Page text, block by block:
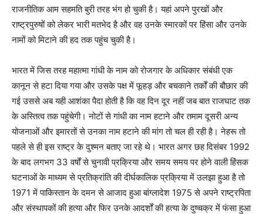
राजनीतिक आम सहमति बुरी तरह भंग हो चुकी है। यहां अपने पुरखों और
राष्ट्रपुरुषों को लेकर भारी मतभेद है और वह उनके स्मारकों पर हिंसा और उनके
नामों को मिटाने की हद तक पहुंच चुकी है।
भारत में जिस तरह महात्मा गांधी के नाम को रोजगार के अधिकार संबंधी एक
कानून से हटा दिया गया और उसके पक्ष में फूहड़ और बचकाने तर्कों की बौछार की
गई उससे अब यही आशंका पैदा होती है कि वह दिन दूर नहीं जब बात राजघाट तक
के अस्तित्व तक पहुंचेगी। नोटों से गांधी का नाम हटाने और तमाम दूसरी अन्य
योजनाओं और इमारतों से उनका नाम हटाने की मांग तो चल ही रही है। नेहरू तो
पहले से ही इस राष्ट्र के दुश्मन बताए जा रहे थे। भारत अगर छह दिसंबर 1992
के बाद लगभग 33 वर्षों से चुनावी प्रक्रिया और समय समय पर होने वाली हिंसक
घटनाओं के माध्यम से प्रतिक्रांति की दीर्घकालिक प्रक्रिया में उलझा हुआ है तो
1971 में पाकिस्तान के दमन से आजाद हुआ बांग्लादेश 1975 से अपने राष्ट्रपिता
और संस्थापकों की हत्या और फिर उनके आदर्शों की हत्या के दुष्चक्र में फंसा हुआ